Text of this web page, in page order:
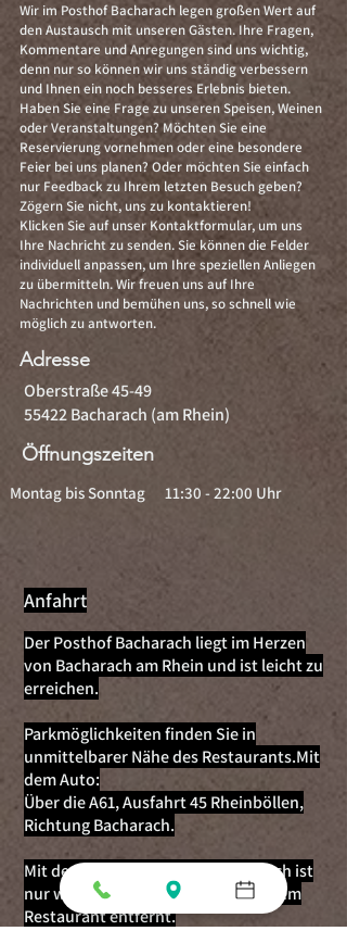
Wir im Posthof Bacharach legen großen Wert auf
den Austausch mit unseren Gästen. Ihre Fragen,
Kommentare und Anregungen sind uns wichtig,
denn nur so können wir uns ständig verbessern
und Ihnen ein noch besseres Erlebnis bieten.
Haben Sie eine Frage zu unseren Speisen, Weinen
oder Veranstaltungen? Möchten Sie eine
Reservierung vornehmen oder eine besondere
Feier bei uns planen? Oder möchten Sie einfach
nur Feedback zu Ihrem letzten Besuch geben?
Zögern Sie nicht, uns zu kontaktieren!
Klicken Sie auf unser Kontaktformular, um uns
Ihre Nachricht zu senden. Sie können die Felder
individuell anpassen, um Ihre speziellen Anliegen
zu übermitteln. Wir freuen uns auf Ihre
Nachrichten und bemühen uns, so schnell wie
möglich zu antworten.
Adresse
Oberstraße 45-49
55422 Bacharach (am Rhein)
Öffnungszeiten
Montag bis Sonntag 11:30 - 22:00 Uhr
Anfahrt
Der Posthof Bacharach liegt im Herzen
von Bacharach am Rhein und ist leicht zu
erreichen.
Parkmöglichkeiten finden Sie in
unmittelbarer Nähe des Restaurants.Mit
dem Auto:
Über die A61, Ausfahrt 45 Rheinböllen,
Richtung Bacharach.
Mit dem Zug:Der Bahnhof Bacharach ist
nur wenige Gehminuten von unserem
Restaurant entfernt.